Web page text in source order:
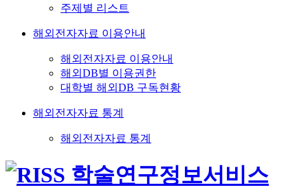
주제별 리스트
해외전자자료 이용안내
해외전자자료 이용안내
해외DB별 이용권한
대학별 해외DB 구독현황
해외전자자료 통계
해외전자자료 통계